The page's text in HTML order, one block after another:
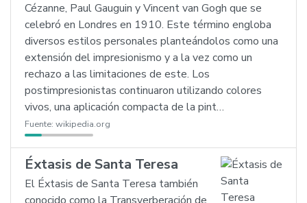
Cézanne, Paul Gauguin y Vincent van Gogh que se
celebró en Londres en 1910. Este término engloba
diversos estilos personales planteándolos como una
extensión del impresionismo y a la vez como un
rechazo a las limitaciones de este. Los
postimpresionistas continuaron utilizando colores
vivos, una aplicación compacta de la pint…
Fuente: wikipedia.org
Éxtasis de Santa Teresa
El Éxtasis de Santa Teresa también